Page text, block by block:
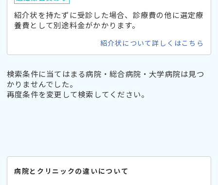
紹介状を持たずに受診した場合、診療費の他に選定療
養費として別途料金がかかります。
紹介状について詳しくはこちら
検索条件に当てはまる病院・総合病院・大学病院は見つ
かりませんでした。
再度条件を変更して検索してください。
病院とクリニックの違いについて